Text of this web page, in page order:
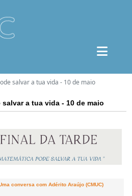
salvar a tua vida - 10 de maio
a tua vida - 10 de maio
conversa com Adérito Araújo (CMUC)